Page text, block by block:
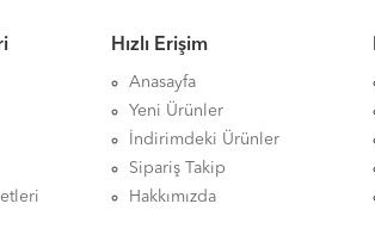
Hızlı Erişim
Anasayfa
Yeni Ürünler
İndirimdeki Ürünler
Sipariş Takip
Hakkımızda